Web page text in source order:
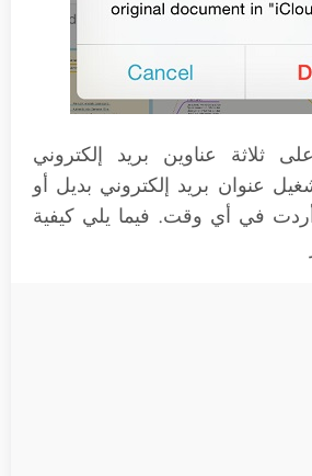
ثلاثة عناوين بريد إلكتروني
عنوان بريد إلكتروني بديل أو
في أي وقت. فيما يلي كيفية